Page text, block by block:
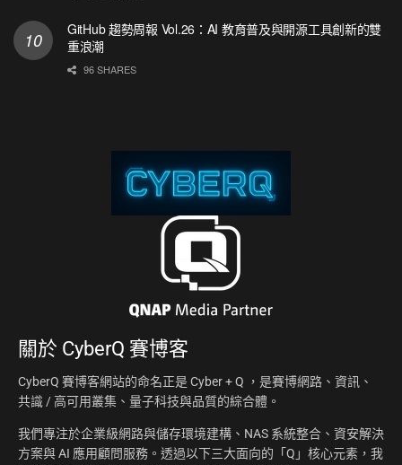
GitHub 趨勢周報 Vol.26：AI 教育普及與開源工具創新的雙
重浪潮
96 SHARES
關於 CyberQ 賽博客
CyberQ 賽博客網站的命名正是 Cyber + Q ，是賽博網路、資訊、
共識 / 高可用叢集、量子科技與品質的綜合體。
我們專注於企業級網路與儲存環境建構、NAS 系統整合、資安解決
方案與 AI 應用顧問服務。透過以下三大面向的「Q」核心元素，我